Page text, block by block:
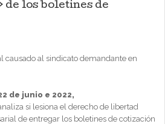
los boletines de
causado al sindicato demandante en
de junio e 2022,
si lesiona el derecho de libertad
de entregar los boletines de cotización